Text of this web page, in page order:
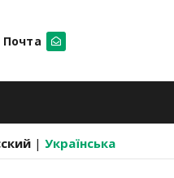
Почта
| Українська